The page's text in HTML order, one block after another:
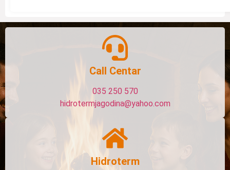
Call Centar
035 250 570
hidrotermjagodina@yahoo.com
Hidroterm